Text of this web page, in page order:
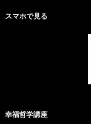
スマホで見る
幸福哲学講座